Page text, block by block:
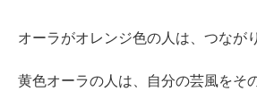
オーラがオレンジ色の人は、つなが
黄色オーラの人は、自分の芸風をそ